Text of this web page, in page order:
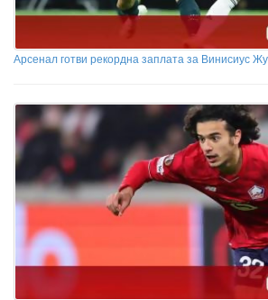
Арсенал готви рекордна заплата за Винисиус